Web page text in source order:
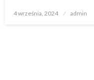
Opublikowane
4 września, 2024 admin